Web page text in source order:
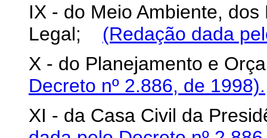
IX - do Meio Ambiente,
Legal; (Redação dada
X - do Planejamento e
Decreto nº 2.886, de 1998).
XI - da Casa Civil da